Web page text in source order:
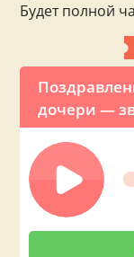
дочери —
Будет полной